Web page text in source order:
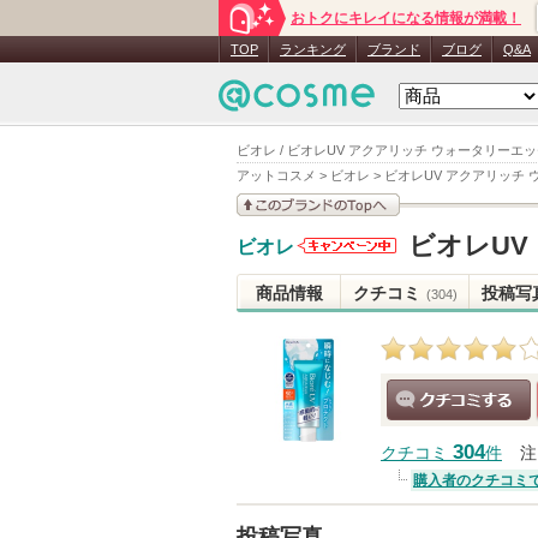
ビオレ / ビオレUV アクアリッチ ウォータリーエ
アットコスメ > ビオレ > ビオレUV アクアリッチ
おトクにキレイになる情報が満載！
TOP ランキング ブランド ブログ Q&A
ビオレ
のお知らせ
があります
ビオレ
商品情報 クチコミ (304) 投稿写
クチコミ 304件
購入者のクチコミ